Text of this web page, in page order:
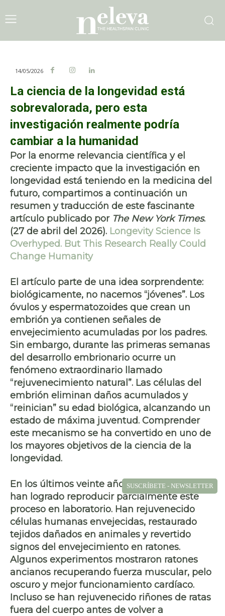
14/05/2026
La ciencia de la longevidad está
sobrevalorada, pero esta
investigación realmente podría
cambiar a la humanidad
Por la enorme relevancia científica y el
creciente impacto que la investigación en
longevidad está teniendo en la medicina del
futuro, compartimos a continuación un
resumen y traducción de este fascinante
artículo publicado por The New York Times.
(27 de abril del 2026). Longevity Science Is
Overhyped. But This Research Really Could
Change Humanity
El artículo parte de una idea sorprendente:
biológicamente, no nacemos “jóvenes”. Los
óvulos y espermatozoides que crean un
embrión ya contienen señales de
envejecimiento acumuladas por los padres.
Sin embargo, durante las primeras semanas
del desarrollo embrionario ocurre un
fenómeno extraordinario llamado
“rejuvenecimiento natural”. Las células del
embrión eliminan daños acumulados y
“reinician” su edad biológica, alcanzando un
estado de máxima juventud. Comprender
este mecanismo se ha convertido en uno de
los mayores objetivos de la ciencia de la
longevidad.
En los últimos veinte años, los investigadores
han logrado reproducir parcialmente este
proceso en laboratorio. Han rejuvenecido
células humanas envejecidas, restaurado
tejidos dañados en animales y revertido
signos del envejecimiento en ratones.
Algunos experimentos mostraron ratones
ancianos recuperando fuerza muscular, pelo
oscuro y mejor funcionamiento cardíaco.
Incluso se han rejuvenecido riñones de ratas
fuera del cuerpo antes de volver a
SUSCRÍBETE - NEWSLETTER